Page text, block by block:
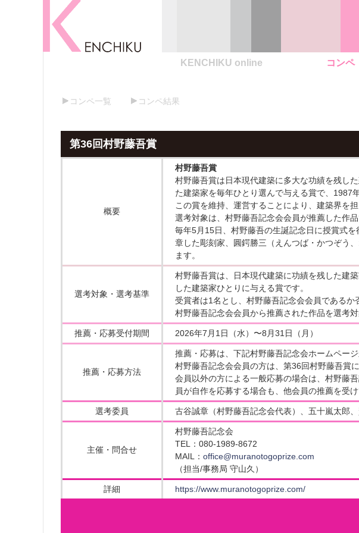
KENCHIKU online コンペ
コンペ一覧 コンペ結果
第36回村野藤吾賞
概要
村野藤吾賞
村野藤吾賞は日本現代建築に多大な功績を残し
た建築家を毎年ひとり選んで与える賞で、1987
この賞を維持、運営することにより、建築界を
選考対象は、村野藤吾記念会会員が推薦した作
毎年5月15日、村野藤吾の生誕記念日に授賞式
章した彫刻家、圓鍔勝三（えんつば・かつぞう
ます。
選考対象・選考基準
村野藤吾賞は、日本現代建築に功績を残した建
した建築家ひとりに与える賞です。
受賞者は1名とし、村野藤吾記念会会員であるか
村野藤吾記念会会員から推薦された作品を選考対
推薦・応募受付期間 2026年7月1日（水）〜8月31日（月）
推薦・応募方法
推薦・応募は、下記村野藤吾記念会ホームページ
村野藤吾記念会会員の方は、第36回村野藤吾賞
会員以外の方による一般応募の場合は、村野藤
員が自作を応募する場合も、他会員の推薦を受け
選考委員 古谷誠章（村野藤吾記念会代表）、五十嵐太郎
主催・問合せ
村野藤吾記念会
TEL：080-1989-8672
MAIL： office@muranotogoprize.com
（担当/事務局 守山久）
詳細 https://www.muranotogoprize.com/